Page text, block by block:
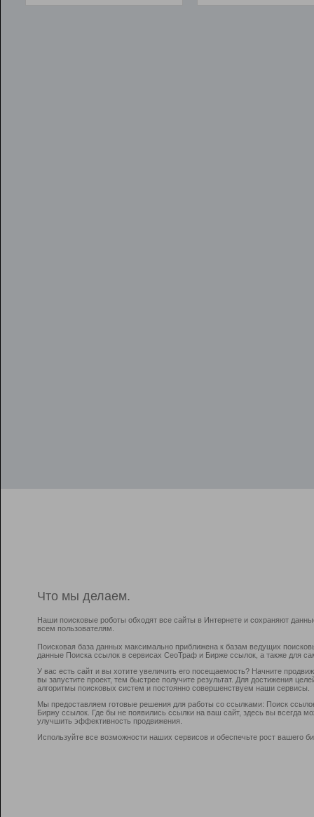
Что мы делаем.
Наши поисковые роботы обходят все сайты в Интернете и сохраняют
всем пользователям.
Поисковая база данных максимально приближена к базам ведущих
данные Поиска ссылок в сервисах СеоТраф и Бирже ссылок, а также для
У вас есть сайт и вы хотите увеличить его посещаемость? Начните
вы запустите проект, тем быстрее получите результат. Для достижения
алгоритмы поисковых систем и постоянно совершенствуем наши сервисы.
Мы предоставляем готовые решения для работы со ссылками: Поиск
Биржу ссылок. Где бы не появились ссылки на ваш сайт, здесь вы всегда
улучшить эффективность продвижения.
Используйте все возможности наших сервисов и обеспечьте рост вашего